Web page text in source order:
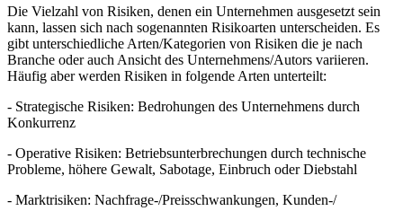
Die Vielzahl von Risiken, denen ein Unternehmen ausgesetzt sein
kann, lassen sich nach sogenannten Risikoarten unterscheiden. Es
gibt unterschiedliche Arten/Kategorien von Risiken die je nach
Branche oder auch Ansicht des Unternehmens/Autors variieren.
Häufig aber werden Risiken in folgende Arten unterteilt:
- Strategische Risiken: Bedrohungen des Unternehmens durch
Konkurrenz
- Operative Risiken: Betriebsunterbrechungen durch technische
Probleme, höhere Gewalt, Sabotage, Einbruch oder Diebstahl
- Marktrisiken: Nachfrage-/Preisschwankungen, Kunden-/